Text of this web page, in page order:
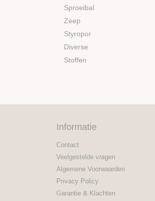
Sproeibal
Zeep
Styropor
Diverse
Stoffen
Informatie
Contact
Veelgestelde vragen
Algemene Voorwaarden
Privacy Policy
Garantie & Klachten